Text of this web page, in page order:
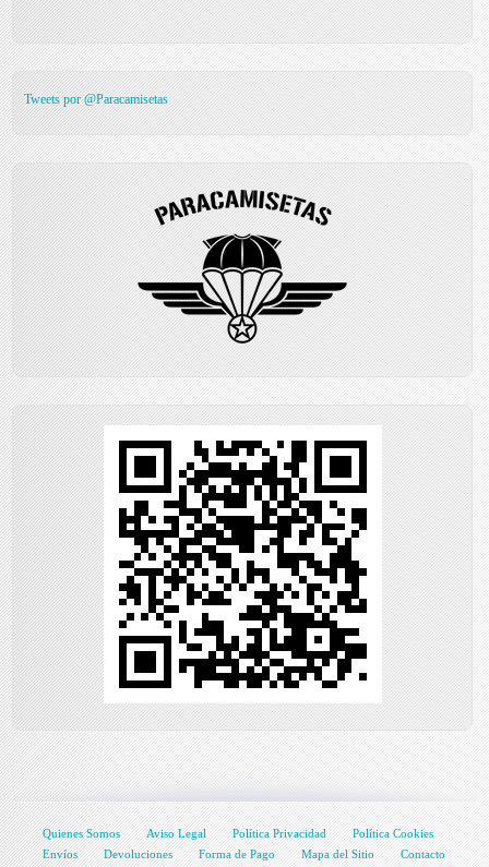
Tweets por @Paracamisetas
Quienes Somos Aviso Legal Política Privacidad
Política Cookies
Envíos
Devoluciones Forma de Pago Mapa del Sitio Contacto